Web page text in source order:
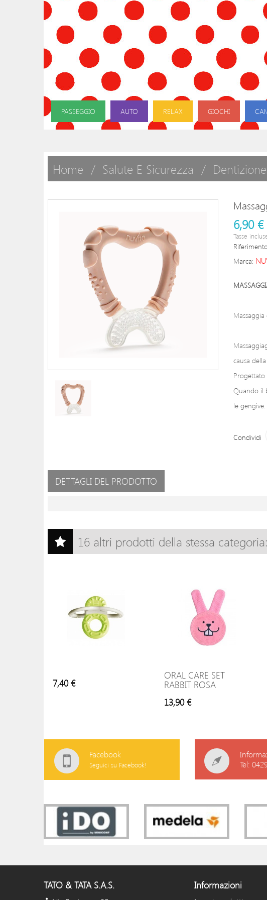
PASSEGGIO AUTO RELAX GIOCHI
Home Salute E Sicurezza Dentizione
6,90 €
Tasse
Marca:
causa
Quando il
le gengive.
Condividi
DETTAGLI DEL PRODOTTO
16 altri prodotti della stessa categoria:
7,40 €
ORAL CARE SET
RABBIT ROSA
13,90 €
Facebook
Seguici su Facebook!
Tel:
TATO & TATA S.A.S. Informazioni